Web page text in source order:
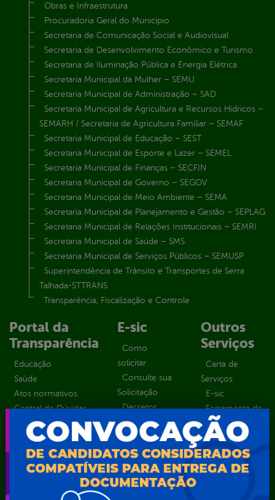
Obras e Infraestrutura
Procuradoria Geral do Município
Secretaria de Comunicação Social e Audiovisual
Secretaria de Desenvolvimento Econômico e Turismo
Secretaria de Iluminação Pública e Energia Elétrica
Secretaria Municipal da Mulher – SEMU
Secretaria Municipal de Administração – SAD
Secretaria Municipal de Agricultura e Recursos Hídricos –
SEMARH / Secretaria de Agricultura Familiar – SEMAF
Secretaria Municipal de Educação – SEST
Secretaria Municipal de Esporte e Lazer – SEMEL
Secretaria Municipal de Finanças – SECFIN
Secretaria Municipal de Governo – SEGOV
Secretaria Municipal de Meio Ambiente – SEMA
Secretaria Municipal de Planejamento e Gestão – SEPLAG
Secretaria Municipal de Relações Institucionais – SEMRI
Secretaria Municipal de Saúde – SMS
Secretaria Municipal de Serviços Públicos – SEMUSP
Superintendência de Trânsito e Transportes de Serra
Talhada-STTRANS
Transparência, Fiscalização e Controle
Portal da
Transparência
Educação
Saúde
Atos normativos
Central de Dúvidas
Convênios e
Transferências
Despesas
Diárias
parlamentares
E-sic
Como
solicitar
Consulte sua
Solicitação
Decretos
Estatísticas
Formulários
Prazos e
autoridades
Sic Físico
Outros
Serviços
Carta de
Serviços
E-sic
Ferramenta de
Autenticidade
Ouvidoria
Portal Aldir
Blanc